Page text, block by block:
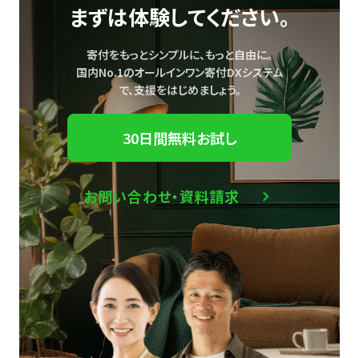
まずは体験してください。
寄付をもっとシンプルに、もっと自由に。
国内No.1のオールインワン寄付DXシステム
で、支援をはじめましょう。
30日間無料お試し
お問い合わせ・資料請求